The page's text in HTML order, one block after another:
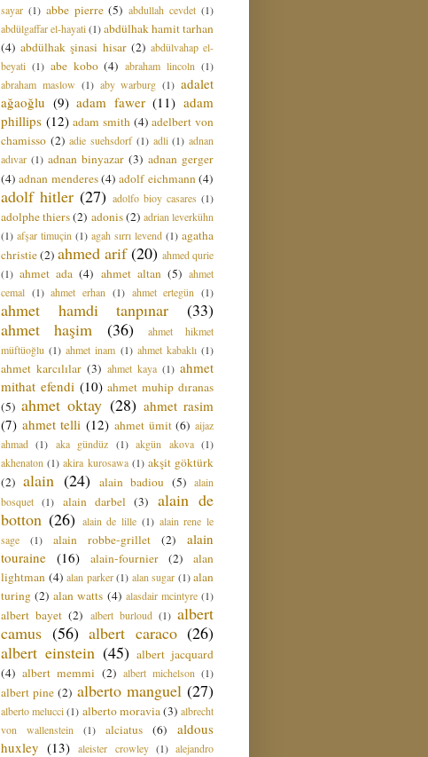
sayar (1) abbe pierre (5) abdullah cevdet (1)
abdülgaffar el-hayati(1)abdülhak hamit tarhan
(4) abdülhak şinasi hisar (2) abdülvahap el-
beyati (1) abe kobo (4) abraham lincoln (1)
abraham maslow (1) aby warburg (1) adalet
ağaoğlu (9) adam fawer (11) adam
phillips (12) adam smith (4) adelbert von
chamisso (2) adie suehsdorf (1) adli (1) adnan
adıvar (1) adnan binyazar (3) adnan gerger
(4) adnan menderes(4) adolf eichmann (4)
adolf hitler (27) adolfo bioy casares (1)
adolphe thiers(2) adonis(2) adrian leverkühn
(1) afşar timuçin (1) agah sırrı levend (1) agatha
christie(2) ahmed arif (20) ahmed qurie
(1) ahmet ada (4) ahmet altan (5) ahmet
cemal (1) ahmet erhan (1) ahmet ertegün (1)
ahmet hamdi tanpınar
(33)
ahmet haşim
(36)
ahmet hikmet
müftüoğlu (1) ahmet inam (1) ahmet kabaklı (1)
ahmet karcılılar (3) ahmet kaya (1) ahmet
mithat efendi (10) ahmet muhip dıranas
(5) ahmet oktay (28) ahmet rasim
(7) ahmet telli (12) ahmet ümit (6) aijaz
ahmad (1) aka gündüz (1) akgün akova (1)
akhenaton (1) akira kurosawa (1) akşit göktürk
(2) alain (24) alain badiou (5) alain
bosquet (1) alain darbel (3)
alain de
botton (26) alain de lille (1) alain rene le
sage
(1) alain robbe-grillet (2)
alain
touraine (16) alain-fournier (2)
alan
lightman (4) alan parker (1) alan sugar (1) alan
turing (2) alan watts (4) alasdair mcintyre (1)
albert bayet (2) albert burloud (1) albert
camus (56) albert caraco (26)
albert einstein (45) albert jacquard
(4) albert memmi (2) albert michelson (1)
albert pine (2) alberto manguel (27)
alberto melucci (1) alberto moravia (3) albrecht
von wallenstein
(1) alciatus (6)
aldous
huxley (13) aleister crowley (1) alejandro